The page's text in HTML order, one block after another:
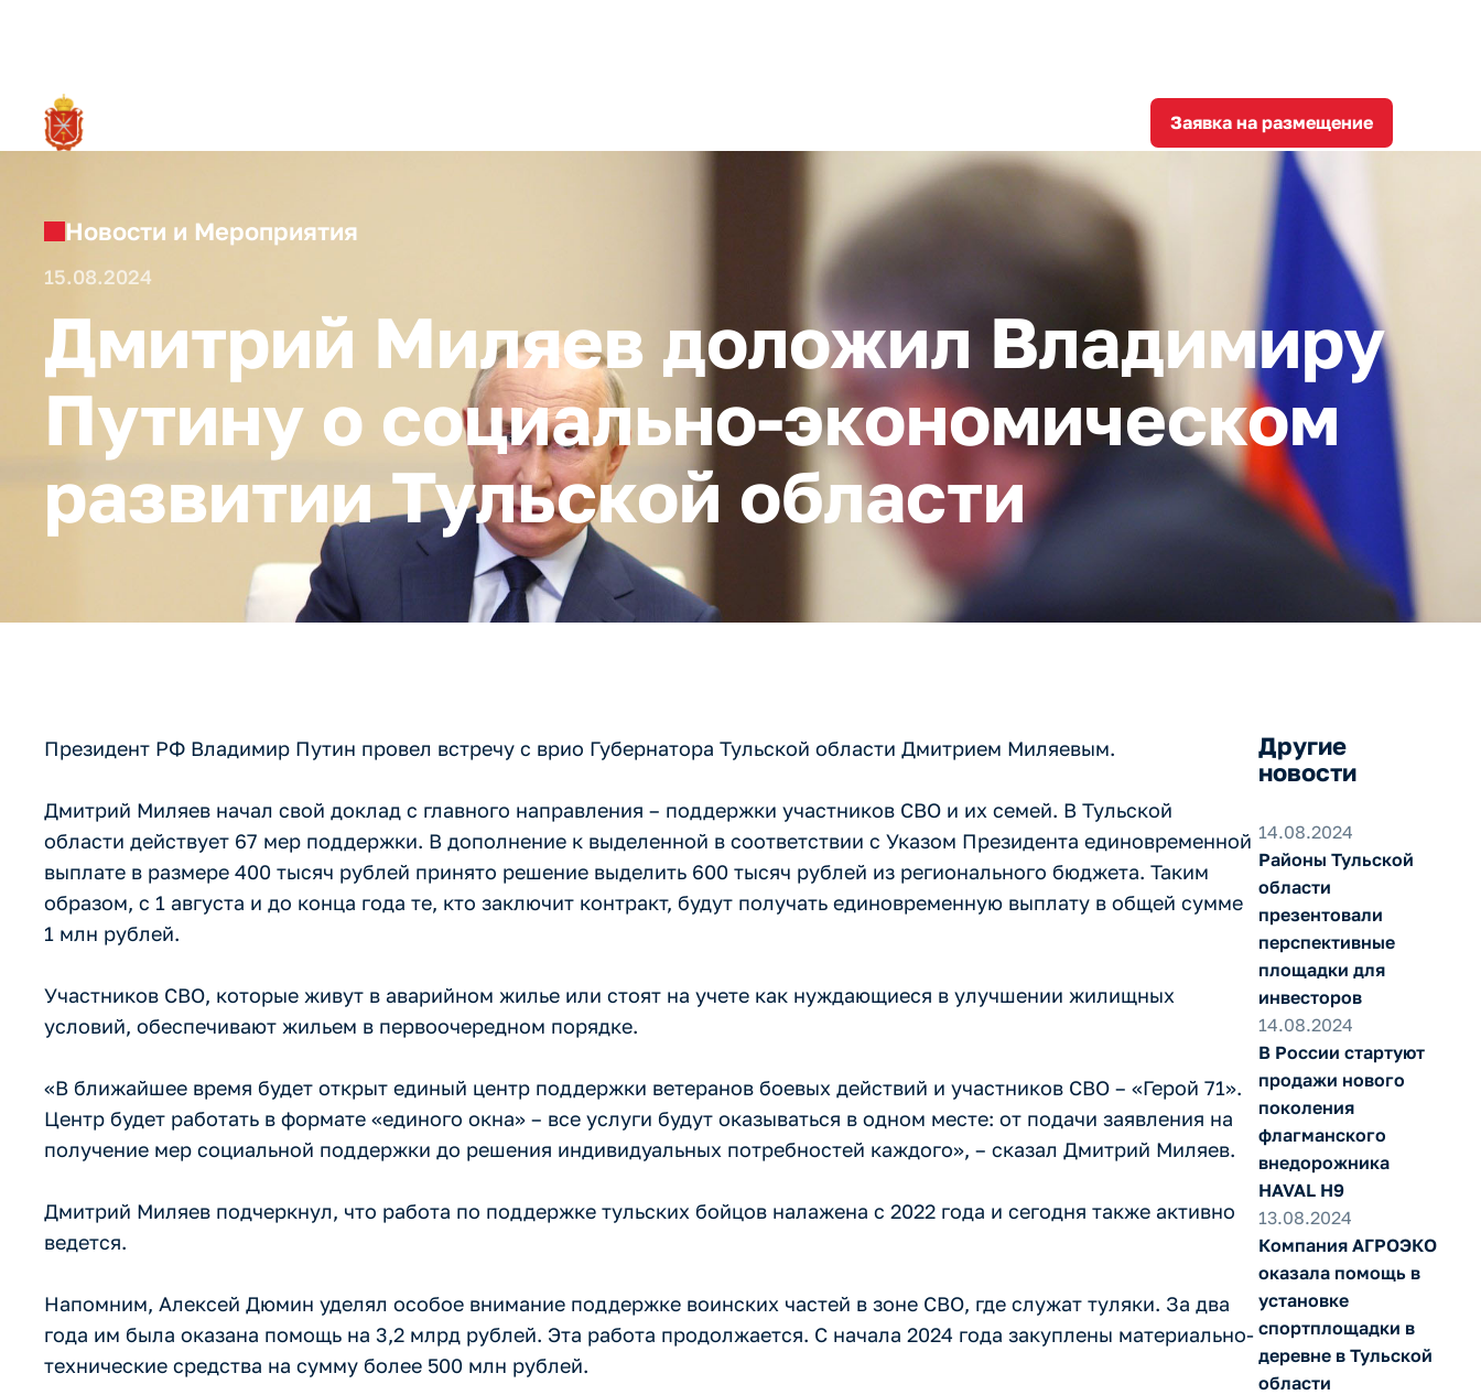
Заявка на размещение
Новости и Мероприятия
15.08.2024
Дмитрий Миляев доложил Владимиру
Путину о социально-экономическом
развитии Тульской области
Президент РФ Владимир Путин провел встречу с врио Губернатора Тульской области Дмитрием Миляевым.
Дмитрий Миляев начал свой доклад с главного направления – поддержки участников СВО и их семей. В Тульской
области действует 67 мер поддержки. В дополнение к выделенной в соответствии с Указом Президента единовременной
выплате в размере 400 тысяч рублей принято решение выделить 600 тысяч рублей из регионального бюджета. Таким
образом, с 1 августа и до конца года те, кто заключит контракт, будут получать единовременную выплату в общей сумме
1 млн рублей.
Участников СВО, которые живут в аварийном жилье или стоят на учете как нуждающиеся в улучшении жилищных
условий, обеспечивают жильем в первоочередном порядке.
«В ближайшее время будет открыт единый центр поддержки ветеранов боевых действий и участников СВО – «Герой 71».
Центр будет работать в формате «единого окна» – все услуги будут оказываться в одном месте: от подачи заявления на
получение мер социальной поддержки до решения индивидуальных потребностей каждого», – сказал Дмитрий Миляев.
Дмитрий Миляев подчеркнул, что работа по поддержке тульских бойцов налажена с 2022 года и сегодня также активно
ведется.
Напомним, Алексей Дюмин уделял особое внимание поддержке воинских частей в зоне СВО, где служат туляки. За два
года им была оказана помощь на 3,2 млрд рублей. Эта работа продолжается. С начала 2024 года закуплены материально-
технические средства на сумму более 500 млн рублей.
Другие
новости
14.08.2024
Районы Тульской
области
презентовали
перспективные
площадки для
инвесторов
14.08.2024
В России стартуют
продажи нового
поколения
флагманского
внедорожника
HAVAL H9
13.08.2024
Компания АГРОЭКО
оказала помощь в
установке
спортплощадки в
деревне в Тульской
области